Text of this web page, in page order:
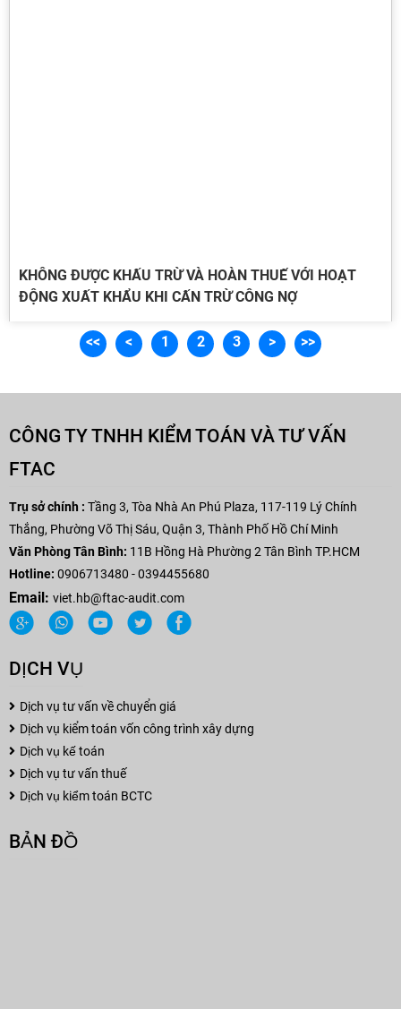
KHÔNG ĐƯỢC KHẤU TRỪ VÀ HOÀN THUẾ VỚI HOẠT
ĐỘNG XUẤT KHẨU KHI CẤN TRỪ CÔNG NỢ
<< < 1 2 3 > >>
CÔNG TY TNHH KIỂM TOÁN VÀ TƯ VẤN
FTAC
Trụ sở chính : Tầng 3, Tòa Nhà An Phú Plaza, 117-119 Lý Chính
Thắng, Phường Võ Thị Sáu, Quận 3, Thành Phố Hồ Chí Minh
Văn Phòng Tân Bình: 11B Hồng Hà Phường 2 Tân Bình TP.HCM
Hotline: 0906713480 - 0394455680
Email: viet.hb@ftac-audit.com
DỊCH VỤ
Dịch vụ tư vấn về chuyển giá
Dịch vụ kiểm toán vốn công trình xây dựng
Dịch vụ kế toán
Dịch vụ tư vấn thuế
Dịch vụ kiểm toán BCTC
BẢN ĐỒ